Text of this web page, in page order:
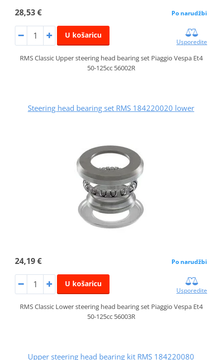
28,53 € Po narudžbi
U košaricu
Usporedite
RMS Classic Upper steering head bearing set Piaggio Vespa Et4
50-125cc 56002R
Steering head bearing set RMS 184220020 lower
24,19 € Po narudžbi
U košaricu
Usporedite
RMS Classic Lower steering head bearing set Piaggio Vespa Et4
50-125cc 56003R
Upper steering head bearing kit RMS 184220080